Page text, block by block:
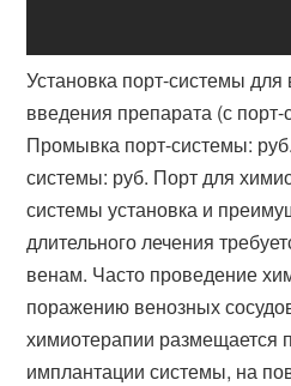
Установка порт-системы для
введения препарата (с порт-
Промывка порт-системы:
системы: руб. Порт для
системы установка и
длительного лечения
венам. Часто проведение
поражению венозных
химиотерапии размещается
имплантации системы, на